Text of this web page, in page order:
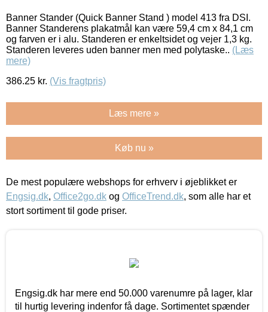
Banner Stander (Quick Banner Stand ) model 413 fra DSI.
Banner Standerens plakatmål kan være 59,4 cm x 84,1 cm
og farven er i alu. Standeren er enkeltsidet og vejer 1,3 kg.
Standeren leveres uden banner men med polytaske.. (Læs
mere)
386.25 kr. (Vis fragtpris)
Læs mere »
Køb nu »
De mest populære webshops for erhverv i øjeblikket er
Engsig.dk, Office2go.dk og OfficeTrend.dk, som alle har et
stort sortiment til gode priser.
Engsig.dk har mere end 50.000 varenumre på lager, klar
til hurtig levering indenfor få dage. Sortimentet spænder